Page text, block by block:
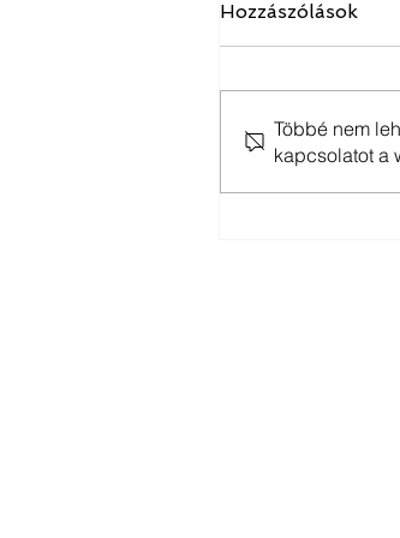
Hozzászólások
Többé nem
kapcsolatot a